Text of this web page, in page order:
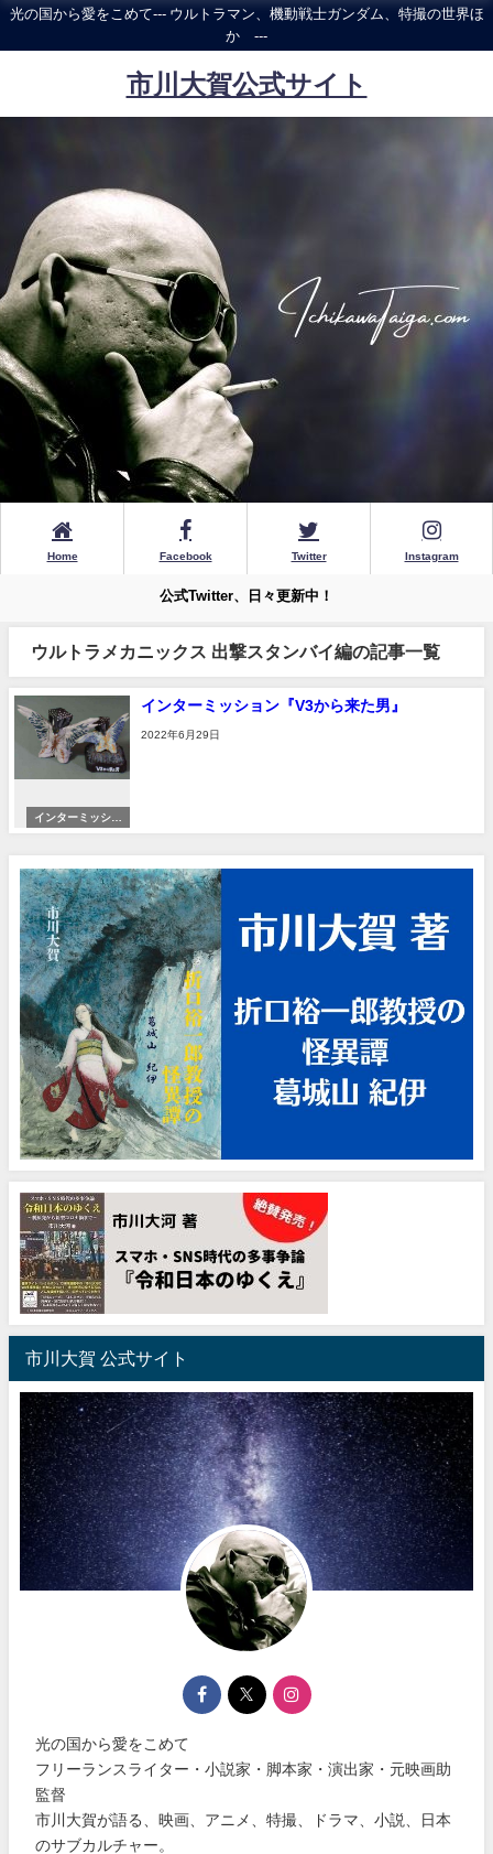
光の国から愛をこめて--- ウルトラマン、機動戦士ガンダム、特撮の世界ほ
か ---
市川大賀公式サイト
Home Facebook Twitter Instagram
公式Twitter、日々更新中！
ウルトラメカニックス 出撃スタンバイ編の記事一覧
インターミッショ
ン
インターミッション『V3から来た男』
2022年6月29日
市川大賀 公式サイト
光の国から愛をこめて
フリーランスライター・小説家・脚本家・演出家・元映画助
監督
市川大賀が語る、映画、アニメ、特撮、ドラマ、小説、日本
のサブカルチャー。